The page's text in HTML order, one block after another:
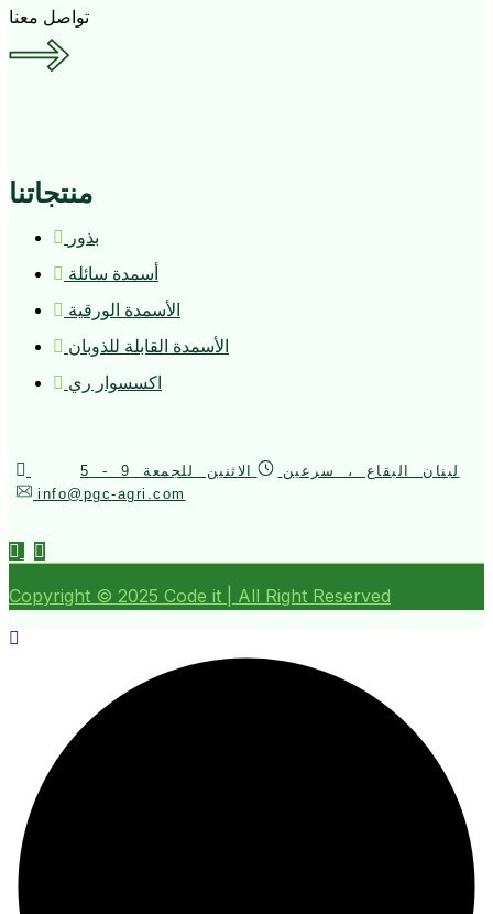
تواصل معنا
منتجاتنا
بذور
أسمدة سائلة
الأسمدة الورقية
الأسمدة القابلة للذوبان
اكسسوار ري
لبنان البقاع ، سرعين
الاثنين للجمعة 9 - 5
info@pgc-agri.com
Copyright © 2025 Code it | All Right Reserved